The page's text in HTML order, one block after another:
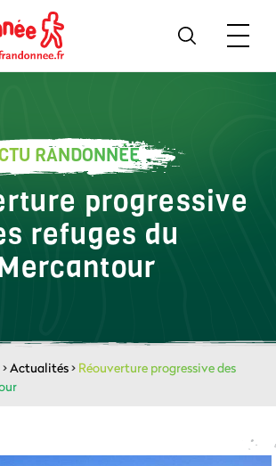
RANDONNÉE
progressive
refuges du
>Actualités> Réouverture progressive des